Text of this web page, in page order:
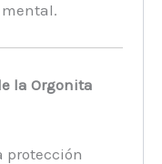
la Orgonita
protección